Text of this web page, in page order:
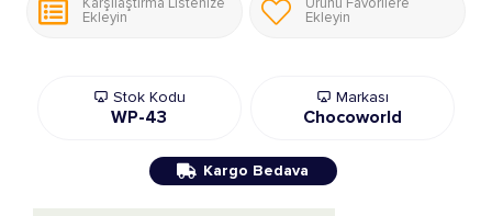
Ekleyin
Ekleyin
Stok Kodu
WP-43
Markası
Chocoworld
Kargo Bedava